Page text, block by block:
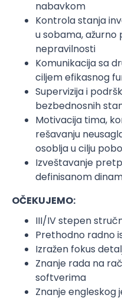
nabavkom
Kontrola stanja
u sobama, ažurno
nepravilnosti
Komunikacija sa
ciljem efikasnog
Supervizija i
bezbednosnih
Motivacija tima,
rešavanju
osoblja u cilju
Izveštavanje
definisanom
OČEKUJEMO:
III/IV stepen
Prethodno radno
Izražen fokus
Znanje rada na
softverima
Znanje engleskog